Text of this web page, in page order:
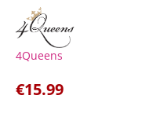
4Queens
€15.99